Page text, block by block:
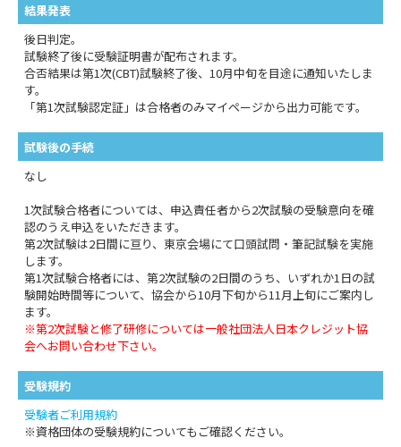
結果発表
後日判定。
試験終了後に受験証明書が配布されます。
合否結果は第1次(CBT)試験終了後、10月中旬を目途に通知いたしま
す。
「第1次試験認定証」は合格者のみマイページから出力可能です。
試験後の手続
なし
1次試験合格者については、申込責任者から2次試験の受験意向を確
認のうえ申込をいただきます。
第2次試験は2日間に亘り、東京会場にて口頭試問・筆記試験を実施
します。
第1次試験合格者には、第2次試験の2日間のうち、いずれか1日の試
験開始時間等について、協会から10月下旬から11月上旬にご案内し
ます。
※第2次試験と修了研修については一般社団法人日本クレジット協
会へお問い合わせ下さい。
受験規約
受験者ご利用規約
※資格団体の受験規約についてもご確認ください。